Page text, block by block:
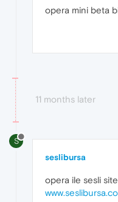
opera mini beta
11 months later
S
seslibursa
opera ile sesli